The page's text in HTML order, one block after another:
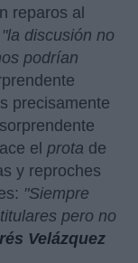
reparos al
"la discusión no
podrían
precisamente
el prota de
y reproches
"Siempre
pero no
Velázquez